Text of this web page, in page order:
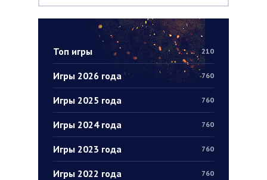
Топ игры 210
Игры 2026 года 760
Игры 2025 года 760
Игры 2024 года 760
Игры 2023 года 760
Игры 2022 года 760